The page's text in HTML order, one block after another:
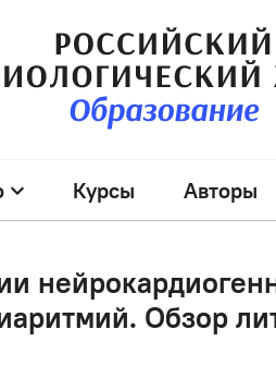
Курсы Авторы
Обзор